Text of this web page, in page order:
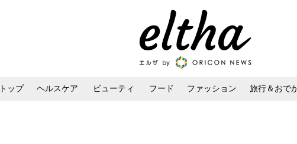
トップ ヘルスケア ビューティ フード ファッション 旅行＆おで